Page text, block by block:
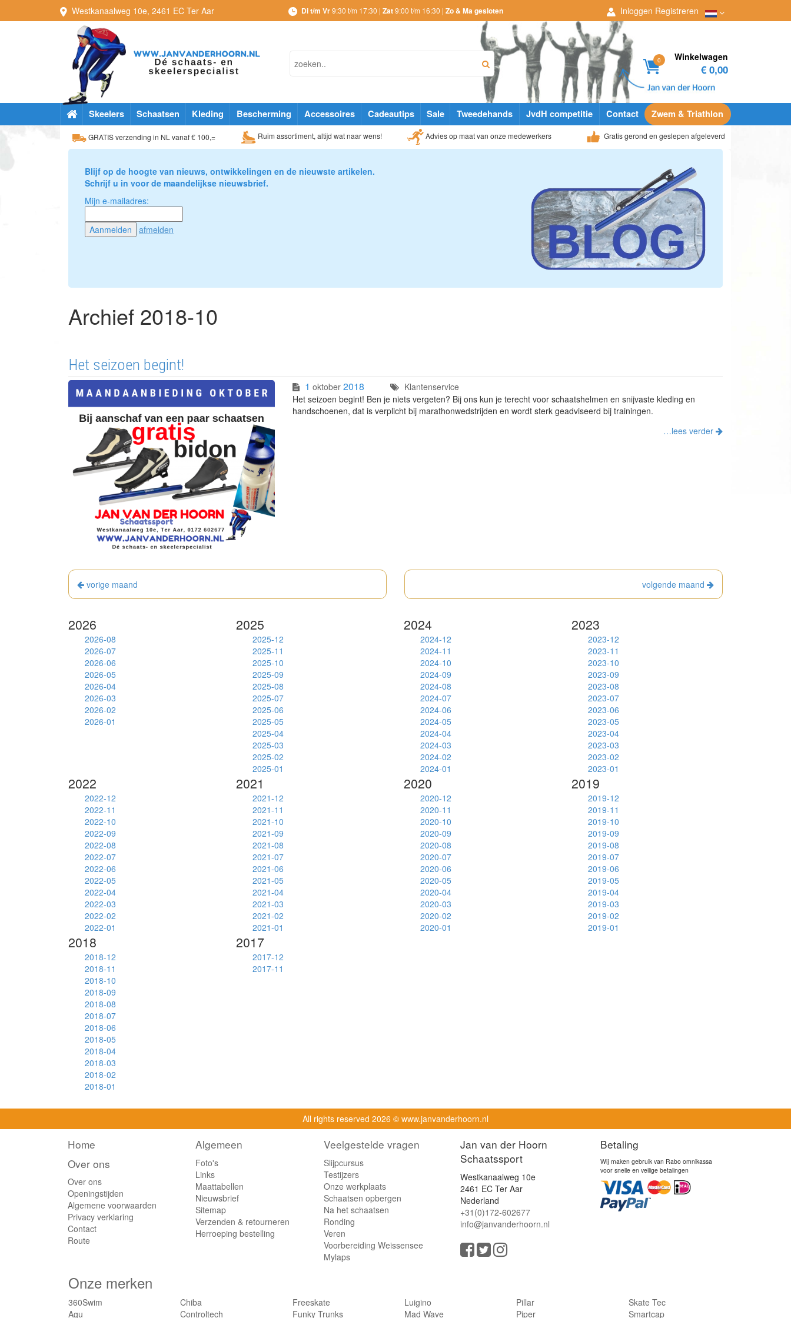
Westkanaalweg 10e, 2461 EC Ter Aar Di t/m Vr9:30 t/m 17:30 | Zat9:00 t/m 16:30 | Zo & Ma gesloten Inloggen Registreren
0 Winkelwagen
€ 0,00
Skeelers Schaatsen Kleding Bescherming Accessoires Cadeautips Sale Tweedehands JvdH competitie Contact Zwem & Triathlon
GRATIS verzending in NL vanaf € 100,= Ruim assortiment, altijd wat naar wens! Advies op maat van onze medewerkers Gratis gerond en geslepen afgeleverd
Blijf op de hoogte van nieuws, ontwikkelingen en de nieuwste artikelen.
Schrijf u in voor de maandelijkse nieuwsbrief.
Mijn e-mailadres:
afmelden
Archief 2018-10
Het seizoen begint!
1 oktober 2018
Klantenservice
Het seizoen begint! Ben je niets vergeten? Bij ons kun je terecht voor schaatshelmen en snijvaste kleding en
handschoenen, dat is verplicht bij marathonwedstrijden en wordt sterk geadviseerd bij trainingen.
…lees verder
vorige maand volgende maand
2026
2026-08
2026-07
2026-06
2026-05
2026-04
2026-03
2026-02
2026-01
2025
2025-12
2025-11
2025-10
2025-09
2025-08
2025-07
2025-06
2025-05
2025-04
2025-03
2025-02
2025-01
2024
2024-12
2024-11
2024-10
2024-09
2024-08
2024-07
2024-06
2024-05
2024-04
2024-03
2024-02
2024-01
2023
2023-12
2023-11
2023-10
2023-09
2023-08
2023-07
2023-06
2023-05
2023-04
2023-03
2023-02
2023-01
2022
2022-12
2022-11
2022-10
2022-09
2022-08
2022-07
2022-06
2022-05
2022-04
2022-03
2022-02
2022-01
2021
2021-12
2021-11
2021-10
2021-09
2021-08
2021-07
2021-06
2021-05
2021-04
2021-03
2021-02
2021-01
2020
2020-12
2020-11
2020-10
2020-09
2020-08
2020-07
2020-06
2020-05
2020-04
2020-03
2020-02
2020-01
2019
2019-12
2019-11
2019-10
2019-09
2019-08
2019-07
2019-06
2019-05
2019-04
2019-03
2019-02
2019-01
2018
2018-12
2018-11
2018-10
2018-09
2018-08
2018-07
2018-06
2018-05
2018-04
2018-03
2018-02
2018-01
2017
2017-12
2017-11
All rights reserved 2026 © www.janvanderhoorn.nl
Home
Over ons
Over ons
Openingstijden
Algemene voorwaarden
Privacy verklaring
Contact
Route
Algemeen
Foto's
Links
Maattabellen
Nieuwsbrief
Sitemap
Verzenden & retourneren
Herroeping bestelling
Veelgestelde vragen
Slijpcursus
Testijzers
Onze werkplaats
Schaatsen opbergen
Na het schaatsen
Ronding
Veren
Voorbereiding Weissensee
Mylaps
Jan van der Hoorn
Schaatssport
Westkanaalweg 10e
2461 EC Ter Aar
Nederland
+31(0)172-602677
info@janvanderhoorn.nl
Betaling
Wij maken gebruik van Rabo omnikassa
voor snelle en veilige betalingen
Onze merken
360Swim
Agu
Chiba
Controltech
Freeskate
Funky Trunks
Luigino
Mad Wave
Pillar
Piper
Skate Tec
Smartcap